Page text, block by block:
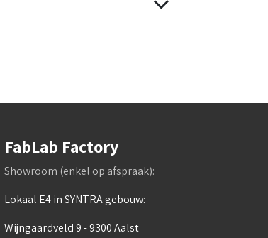
FabLab Factory
Showroom (enkel op afspraak):
Lokaal E4 in SYNTRA gebouw:
Wijngaardveld 9 - 9300 Aalst